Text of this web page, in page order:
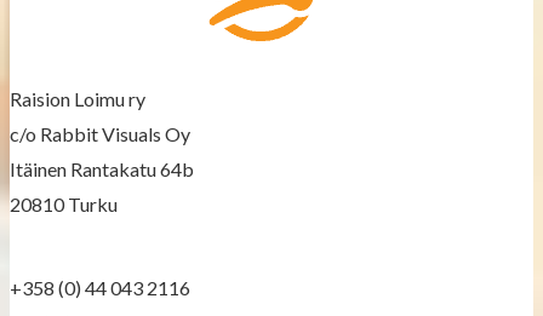
Raision Loimu ry
c/o Rabbit Visuals Oy
Itäinen Rantakatu 64b
20810 Turku
+358 (0) 44 043 2116